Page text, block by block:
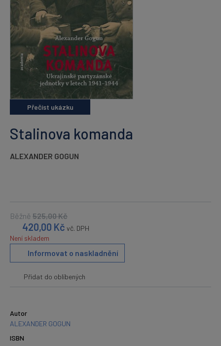
Stalinova komanda
ALEXANDER GOGUN
Běžně 525,00Kč
420,00 Kč vč. DPH
Není skladem
Informovat o naskladnění
Přidat do oblíbených
Autor
ALEXANDER GOGUN
ISBN
Přečíst ukázku